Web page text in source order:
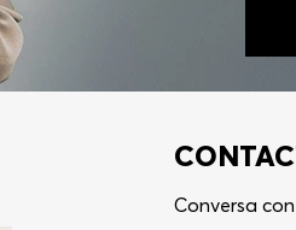
Conversa